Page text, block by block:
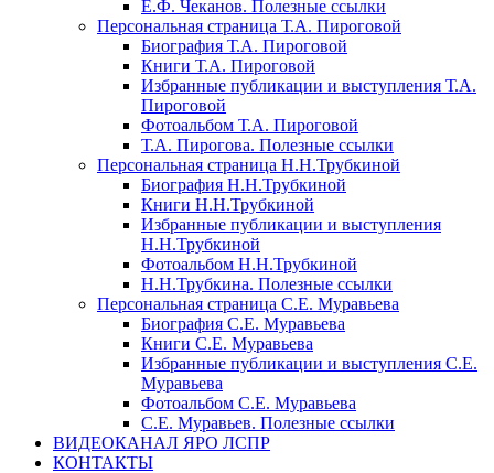
Е.Ф. Чеканов. Полезные ссылки
Персональная страница Т.А. Пироговой
Биография Т.А. Пироговой
Книги Т.А. Пироговой
Избранные публикации и выступления Т.А.
Пироговой
Фотоальбом Т.А. Пироговой
Т.А. Пирогова. Полезные ссылки
Персональная страница Н.Н.Трубкиной
Биография Н.Н.Трубкиной
Книги Н.Н.Трубкиной
Избранные публикации и выступления
Н.Н.Трубкиной
Фотоальбом Н.Н.Трубкиной
Н.Н.Трубкина. Полезные ссылки
Персональная страница С.Е. Муравьева
Биография С.Е. Муравьева
Книги С.Е. Муравьева
Избранные публикации и выступления С.Е.
Муравьева
Фотоальбом С.Е. Муравьева
С.Е. Муравьев. Полезные ссылки
ВИДЕОКАНАЛ ЯРО ЛСПР
КОНТАКТЫ